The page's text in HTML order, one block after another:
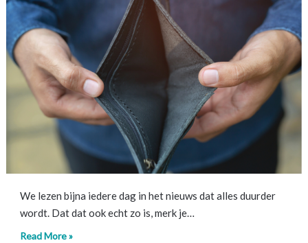
We lezen bijna iedere dag in het nieuws dat alles duurder
wordt. Dat dat ook echt zo is, merk je…
Read More »